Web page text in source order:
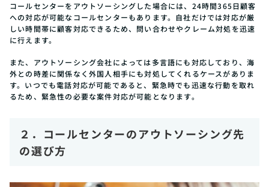
コールセンターをアウトソーシングした場合には、24時間365日顧客
への対応が可能なコールセンターもあります。自社だけでは対応が厳
しい時間帯に顧客対応できるため、問い合わせやクレーム対処を迅速
に行えます。
また、アウトソーシング会社によっては多言語にも対応しており、海
外との時差に関係なく外国人相手にも対処してくれるケースがありま
す。いつでも電話対応が可能であると、緊急時でも迅速な行動を取れ
るため、緊急性の必要な案件対応が可能となります。
２．コールセンターのアウトソーシング先
の選び方